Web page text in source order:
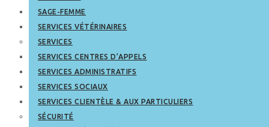
SAGE-FEMME
SERVICES VÉTÉRINAIRES
SERVICES
SERVICES CENTRES D’APPELS
SERVICES ADMINISTRATIFS
SERVICES SOCIAUX
SERVICES CLIENTÈLE & AUX PARTICULIERS
SÉCURITÉ